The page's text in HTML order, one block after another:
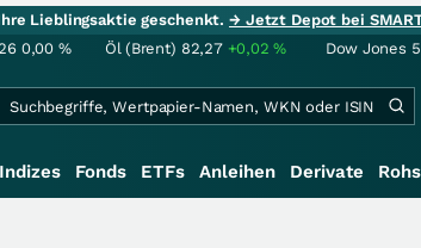
Lieblingsaktie geschenkt.→ Jetzt Depot bei
0,00 % Öl (Brent) 82,27 +0,02% Dow Jones
Indizes Fonds ETFs Anleihen Derivate